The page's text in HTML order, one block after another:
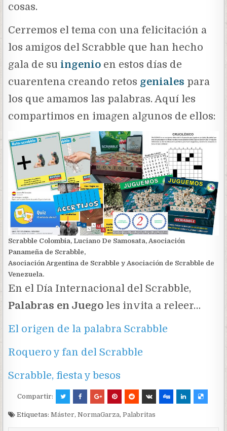
cosas.
Cerremos el tema con una felicitación a
los amigos del Scrabble que han hecho
gala de su ingenio en estos días de
cuarentena creando retos geniales para
los que amamos las palabras. Aquí les
compartimos en imagen algunos de ellos:
Scrabble Colombia, Luciano De Samosata, Asociación
Panameña de Scrabble,
Asociación Argentina de Scrabble y Asociación de Scrabble de
Venezuela.
En el Día Internacional del Scrabble,
Palabras en Juego les invita a releer…
El origen de la palabra Scrabble
Roquero y fan del Scrabble
Scrabble, fiesta y besos
Compartir:
Etiquetas:Máster,NormaGarza,Palabritas